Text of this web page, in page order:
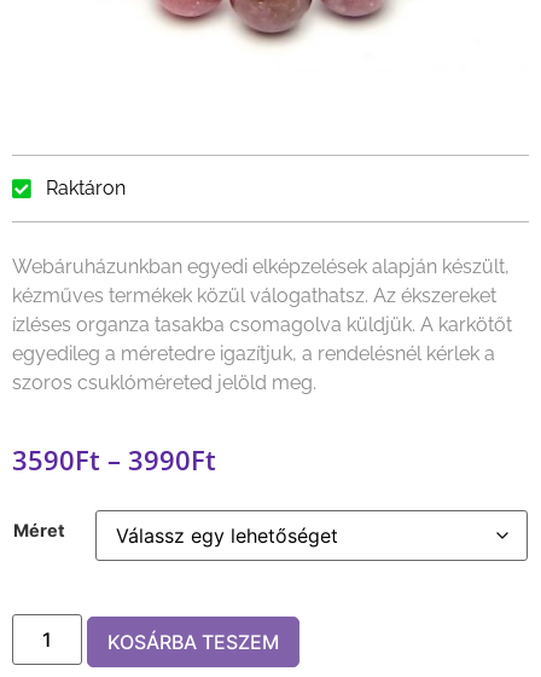
Raktáron
Webáruházunkban egyedi elképzelések alapján készült,
kézműves termékek közül válogathatsz. Az ékszereket
ízléses organza tasakba csomagolva küldjük. A karkötőt
egyedileg a méretedre igazítjuk, a rendelésnél kérlek a
szoros csuklóméreted jelöld meg.
3590Ft – 3990Ft
Méret
KOSÁRBA TESZEM